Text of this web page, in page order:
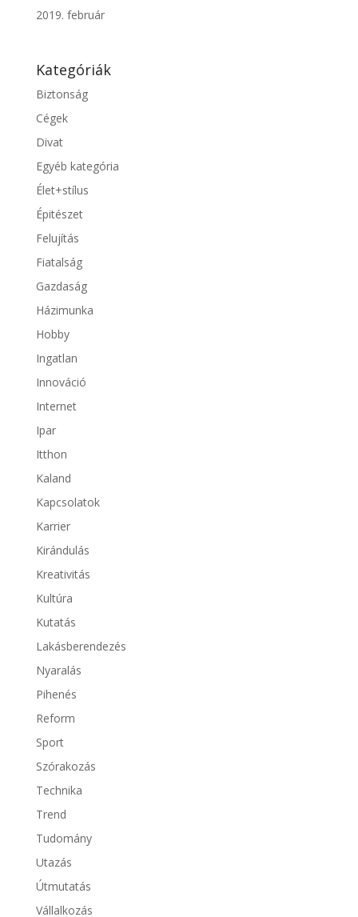
2019. február
Kategóriák
Biztonság
Cégek
Divat
Egyéb kategória
Élet+stílus
Épitészet
Felujítás
Fiatalság
Gazdaság
Házimunka
Hobby
Ingatlan
Innováció
Internet
Ipar
Itthon
Kaland
Kapcsolatok
Karrier
Kirándulás
Kreativitás
Kultúra
Kutatás
Lakásberendezés
Nyaralás
Pihenés
Reform
Sport
Szórakozás
Technika
Trend
Tudomány
Utazás
Útmutatás
Vállalkozás